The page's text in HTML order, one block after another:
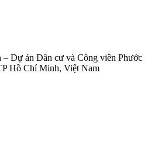
Dự án Dân cư và Công viên Phước
Hồ Chí Minh, Việt Nam